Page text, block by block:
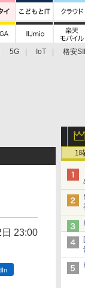
5G IoT
格安
1
23:00